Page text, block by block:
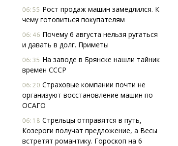
06:55 Рост продаж машин замедлился. К
чему готовиться покупателям
06:46 Почему 6 августа нельзя ругаться
и давать в долг. Приметы
06:35 На заводе в Брянске нашли тайник
времен СССР
06:20 Страховые компании почти не
организуют восстановление машин по
ОСАГО
06:18 Стрельцы отправятся в путь,
Козероги получат предложение, а Весы
встретят романтику. Гороскоп на 6